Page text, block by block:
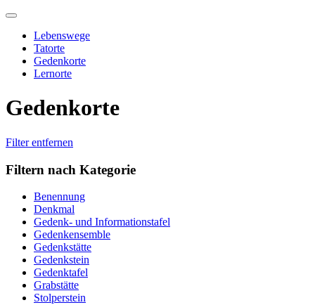
Skip
contentLebenswege
Tatorte
Gedenkorte
Lernorte
Gedenkorte
Filter entfernen
Filtern nach Kategorie
Benennung
Denkmal
Gedenk- und Informationstafel
Gedenkensemble
Gedenkstätte
Gedenkstein
Gedenktafel
Grabstätte
Stolperstein